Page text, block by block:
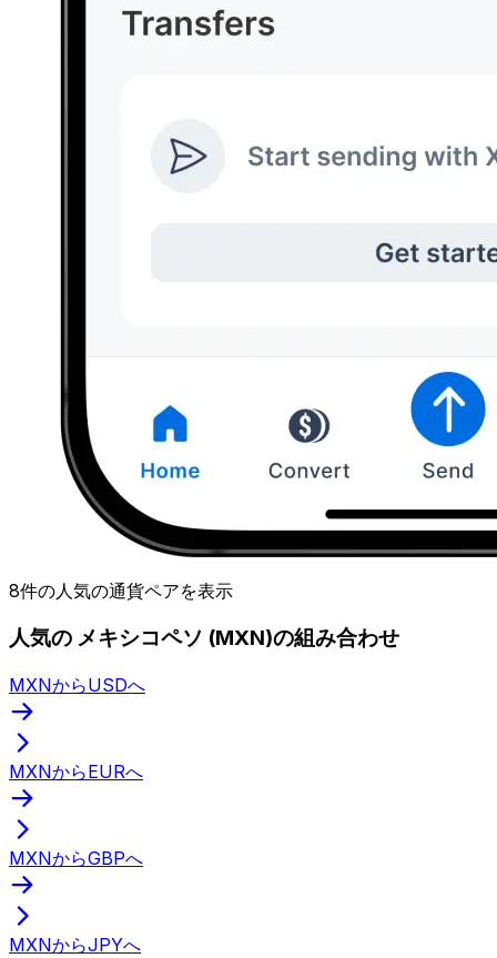
8件の人気の通貨ペアを表示
人気の メキシコペソ (MXN)の組み合わせ
MXNからUSDへ
MXNからEURへ
MXNからGBPへ
MXNからJPYへ